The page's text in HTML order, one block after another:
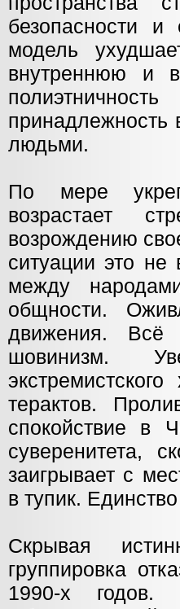
безопасности и
модель
внутреннюю и
принадлежность
людьми.
По мере
возрастает
возрождению
ситуации это не
между
общности.
движения. Всё
шовинизм.
терактов.
спокойствие в
суверенитета,
заигрывает с
в тупик.
Скрывая
группировка
1990-х